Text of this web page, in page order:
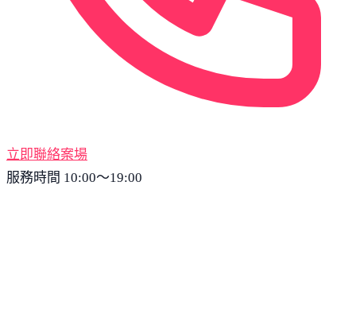
立即聯絡案場
服務時間 10:00～19:00